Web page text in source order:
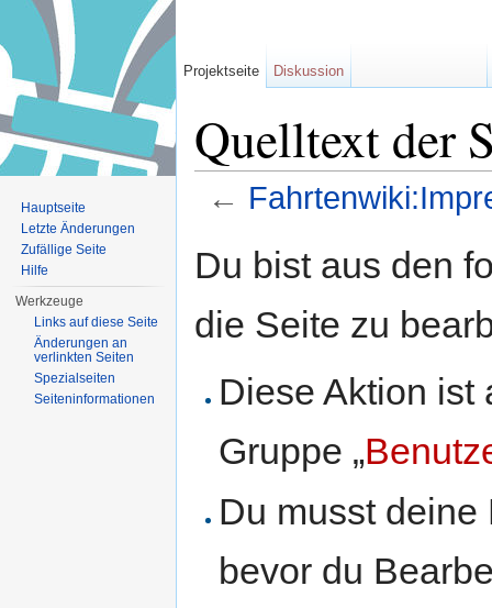
Quelltext der
←
Du bist aus den
die Seite zu
Diese Aktion ist
Gruppe „
Du musst
bevor du
Projektseite Diskussion
Hauptseite
Letzte Änderungen
Zufällige Seite
Hilfe
Werkzeuge
Links auf diese Seite
Änderungen an
verlinkten Seiten
Spezialseiten
Seiten­informationen